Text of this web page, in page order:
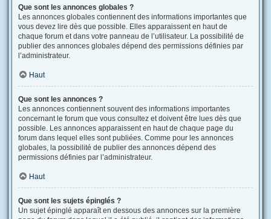
Que sont les annonces globales ?
Les annonces globales contiennent des informations importantes que
vous devez lire dès que possible. Elles apparaissent en haut de
chaque forum et dans votre panneau de l’utilisateur. La possibilité de
publier des annonces globales dépend des permissions définies par
l’administrateur.
Haut
Que sont les annonces ?
Les annonces contiennent souvent des informations importantes
concernant le forum que vous consultez et doivent être lues dès que
possible. Les annonces apparaissent en haut de chaque page du
forum dans lequel elles sont publiées. Comme pour les annonces
globales, la possibilité de publier des annonces dépend des
permissions définies par l’administrateur.
Haut
Que sont les sujets épinglés ?
Un sujet épinglé apparaît en dessous des annonces sur la première